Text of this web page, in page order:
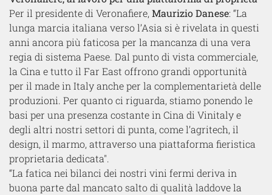
Per il presidente di Veronafiere,Maurizio Danese: “La
lunga marcia italiana verso l’Asia si è rivelata in questi
anni ancora più faticosa per la mancanza di una vera
regia di sistema Paese. Dal punto di vista commerciale,
la Cina e tutto il Far East offrono grandi opportunità
per il made in Italy anche per la complementarietà delle
produzioni. Per quanto ci riguarda, stiamo ponendo le
basi per una presenza costante in Cina di Vinitaly e
degli altri nostri settori di punta, come l’agritech, il
design, il marmo, attraverso una piattaforma fieristica
proprietaria dedicata".
“La fatica nei bilanci dei nostri vini fermi deriva in
buona parte dal mancato salto di qualità laddove la